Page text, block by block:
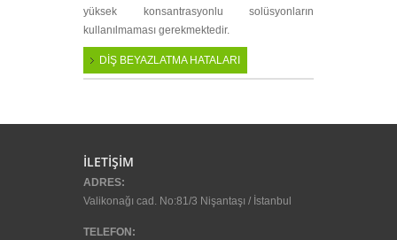
yüksek konsantrasyonlu solüsyonların
kullanılmaması gerekmektedir.
DİŞ BEYAZLATMA HATALARI
İLETİŞİM
ADRES:
Valikonağı cad. No:81/3 Nişantaşı / İstanbul
TELEFON: